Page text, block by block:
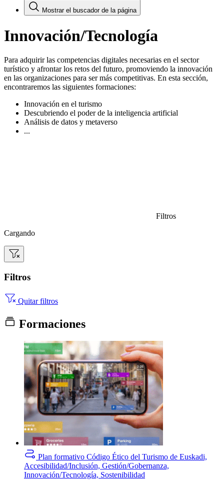
Mostrar el buscador de la página
Innovación/Tecnología
Para adquirir las competencias digitales necesarias en el sector
turístico y afrontar los retos del futuro, promoviendo la innovación
en las organizaciones para ser más competitivas. En esta sección,
encontraremos las siguientes formaciones:
Innovación en el turismo
Descubriendo el poder de la inteligencia artificial
Análisis de datos y metaverso
...
Filtros
Cargando
Filtros
Quitar filtros
Formaciones
Plan formativo Código Ético del Turismo de Euskadi,
Accesibilidad/Inclusión, Gestión/Gobernanza,
Innovación/Tecnología, Sostenibilidad